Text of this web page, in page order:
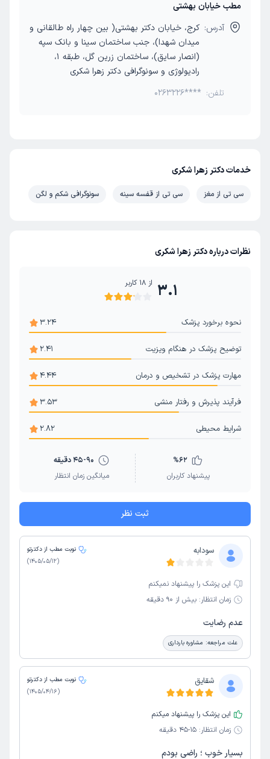
مطب خیابان بهشتی
آدرس: کرج، خیابان دکتر بهشتی( بین چهار راه طالقانی و
میدان شهدا)، جنب ساختمان سینا و بانک سپه
(انصار سایق)، ساختمان زرین گل، طبقه 1،
رادیولوژی و سونوگرافی دکتر زهرا شکری
تلفن: 0263226****
خدمات دکتر زهرا شکری
سی تی از مغز سی تی از قفسه سینه سونوگرافی شکم و لگن
نظرات درباره دکتر زهرا شکری
3.1 از 18 کاربر
نحوه برخورد پزشک 3.24
توضیح پزشک در هنگام ویزیت 2.41
مهارت پزشک در تشخیص و درمان 4.44
فرآیند پذیرش و رفتار منشی 3.53
شرایط محیطی 2.82
%62
پیشنهاد کاربران
45-90 دقیقه
میانگین زمان انتظار
ثبت نظر
سودابه
نوبت مطب از دکترتو
(
1405/05/12
)
این پزشک را پیشنهاد نمیکنم
زمان انتظار: بیش از 90 دقیقه
عدم رضایت
علت مراجعه: مشاوره بارداری
شقایق
نوبت مطب از دکترتو
(
1405/04/16
)
این پزشک را پیشنهاد میکنم
زمان انتظار: 15-45 دقیقه
بسیار خوب ؛ راضی بودم